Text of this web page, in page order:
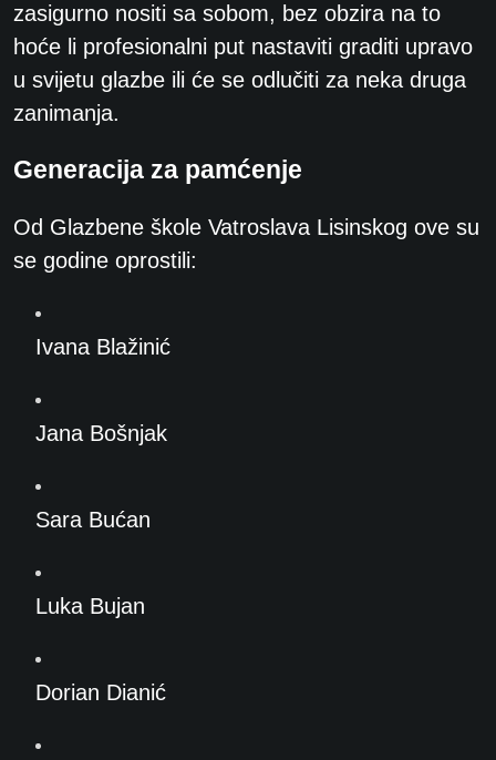
zasigurno nositi sa sobom, bez obzira na to
hoće li profesionalni put nastaviti graditi upravo
u svijetu glazbe ili će se odlučiti za neka druga
zanimanja.
Generacija za pamćenje
Od Glazbene škole Vatroslava Lisinskog ove su
se godine oprostili:
Ivana Blažinić
Jana Bošnjak
Sara Bućan
Luka Bujan
Dorian Dianić